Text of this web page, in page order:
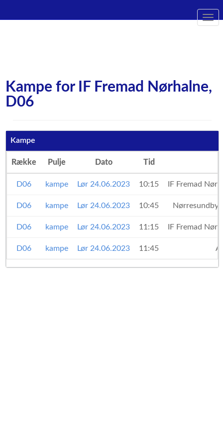
Kampe for IF Fremad Nørhalne,
D06
Kampe
Række Pulje Dato Tid
D06 kampe Lør 24.06.2023 10:15 IF Fremad
D06 kampe Lør 24.06.2023 10:45 Nørresundby
D06 kampe Lør 24.06.2023 11:15 IF Fremad
D06 kampe Lør 24.06.2023 11:45